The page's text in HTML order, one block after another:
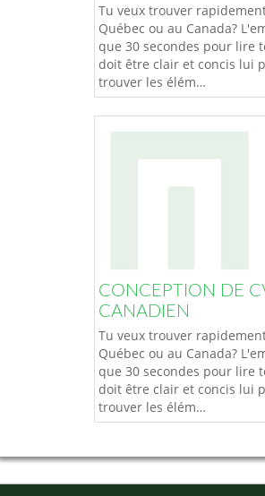
Tu veux trouver
Québec ou au Canada?
que 30 secondes pour lire
doit être clair et concis lui
trouver les élém…
CONCEPTION DE
CANADIEN
Tu veux trouver
Québec ou au Canada?
que 30 secondes pour lire
doit être clair et concis lui
trouver les élém…